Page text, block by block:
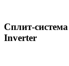
Сплит-
Inverter